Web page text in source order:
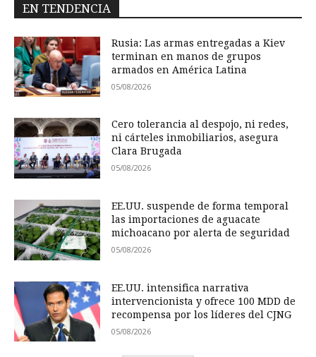
EN TENDENCIA
Rusia: Las armas entregadas a Kiev
terminan en manos de grupos
armados en América Latina
05/08/2026
Cero tolerancia al despojo, ni redes,
ni cárteles inmobiliarios, asegura
Clara Brugada
05/08/2026
EE.UU. suspende de forma temporal
las importaciones de aguacate
michoacano por alerta de seguridad
05/08/2026
EE.UU. intensifica narrativa
intervencionista y ofrece 100 MDD de
recompensa por los líderes del CJNG
05/08/2026